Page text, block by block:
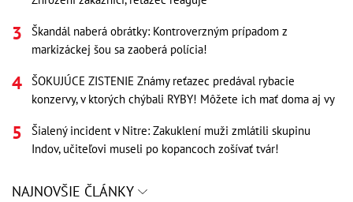
Škandál naberá obrátky: Kontroverzným prípadom z
markizáckej šou sa zaoberá polícia!
ŠOKUJÚCE ZISTENIE Známy reťazec predával rybacie
konzervy, v ktorých chýbali RYBY! Môžete ich mať doma aj vy
Šialený incident v Nitre: Zakuklení muži zmlátili skupinu
Indov, učiteľovi museli po kopancoch zošívať tvár!
NAJNOVŠIE ČLÁNKY